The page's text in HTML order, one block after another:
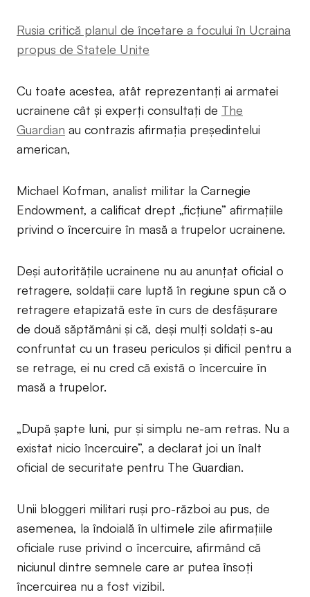
Rusia critică planul de încetare a focului în Ucraina
propus de Statele Unite
Cu toate acestea, atât reprezentanți ai armatei
ucrainene cât și experți consultați de The
Guardian au contrazis afirmația președintelui
american,
Michael Kofman, analist militar la Carnegie
Endowment, a calificat drept „ficțiune” afirmațiile
privind o încercuire în masă a trupelor ucrainene.
Deși autoritățile ucrainene nu au anunțat oficial o
retragere, soldații care luptă în regiune spun că o
retragere etapizată este în curs de desfășurare
de două săptămâni și că, deși mulți soldați s-au
confruntat cu un traseu periculos și dificil pentru a
se retrage, ei nu cred că există o încercuire în
masă a trupelor.
„După șapte luni, pur și simplu ne-am retras. Nu a
existat nicio încercuire”, a declarat joi un înalt
oficial de securitate pentru The Guardian.
Unii bloggeri militari ruși pro-război au pus, de
asemenea, la îndoială în ultimele zile afirmațiile
oficiale ruse privind o încercuire, afirmând că
niciunul dintre semnele care ar putea însoți
încercuirea nu a fost vizibil.